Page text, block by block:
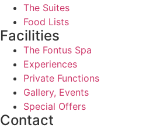
The Suites
Food Lists
Facilities
The Fontus Spa
Experiences
Private Functions
Gallery, Events
Special Offers
Contact